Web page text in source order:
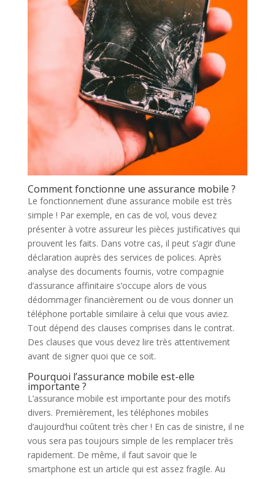
Comment fonctionne une assurance mobile ?
Le fonctionnement d’une assurance mobile est très
simple ! Par exemple, en cas de vol, vous devez
présenter à votre assureur les pièces justificatives qui
prouvent les faits. Dans votre cas, il peut s’agir d’une
déclaration auprès des services de polices. Après
analyse des documents fournis, votre compagnie
d’assurance affinitaire s’occupe alors de vous
dédommager financièrement ou de vous donner un
téléphone portable similaire à celui que vous aviez.
Tout dépend des clauses comprises dans le contrat.
Des clauses que vous devez lire très attentivement
avant de signer quoi que ce soit.
Pourquoi l’assurance mobile est-elle
importante ?
L’assurance mobile est importante pour des motifs
divers. Premièrement, les téléphones mobiles
d’aujourd’hui coûtent très cher ! En cas de sinistre, il ne
vous sera pas toujours simple de les remplacer très
rapidement. De même, il faut savoir que le
smartphone est un article qui est assez fragile. Au